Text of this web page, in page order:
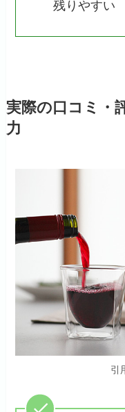
残りやすい
実際の口コミ・
力
引